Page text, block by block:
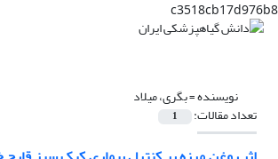
c3518cb17d976b8
نویسنده =بگری، میلاد
تعداد مقالات: 1